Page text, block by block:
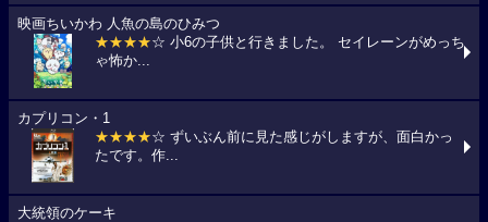
映画ちいかわ 人魚の島のひみつ
★★★★☆ 小6の子供と行きました。 セイレーンがめっち
ゃ怖か...
カプリコン・1
★★★★☆ ずいぶん前に見た感じがしますが、面白かっ
たです。作...
大統領のケーキ